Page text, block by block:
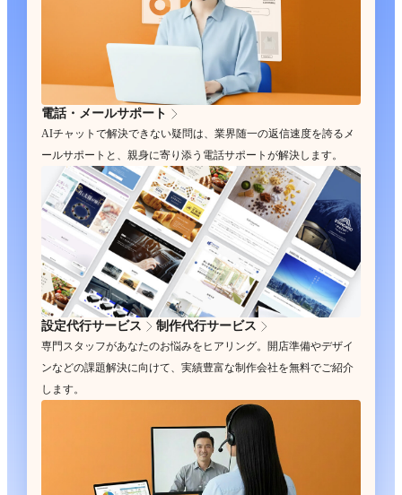
電話・メールサポート
AIチャットで解決できない疑問は、業界随一の返信速度を誇るメ
ールサポートと、親身に寄り添う電話サポートが解決します。
設定代行サービス 制作代行サービス
専門スタッフがあなたのお悩みをヒアリング。開店準備やデザイ
ンなどの課題解決に向けて、実績豊富な制作会社を無料でご紹介
します。